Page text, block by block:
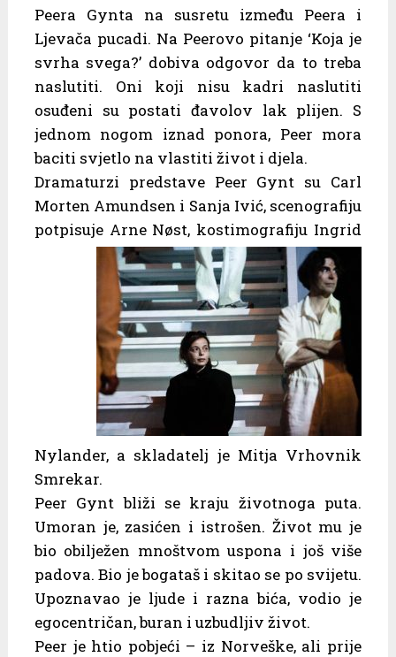
Peera Gynta na susretu između Peera i
Ljevača pucadi. Na Peerovo pitanje ‘Koja je
svrha svega?’ dobiva odgovor da to treba
naslutiti. Oni koji nisu kadri naslutiti
osuđeni su postati đavolov lak plijen. S
jednom nogom iznad ponora, Peer mora
baciti svjetlo na vlastiti život i djela.
Dramaturzi predstave Peer Gynt su Carl
Morten Amundsen i Sanja Ivić, scenografiju
potpisuje Arne Nøst, kostimografiju Ingrid
Nylander, a skladatelj je Mitja Vrhovnik
Smrekar.
Peer Gynt bliži se kraju životnoga puta.
Umoran je, zasićen i istrošen. Život mu je
bio obilježen mnoštvom uspona i još više
padova. Bio je bogataš i skitao se po svijetu.
Upoznavao je ljude i razna bića, vodio je
egocentričan, buran i uzbudljiv život.
Peer je htio pobjeći – iz Norveške, ali prije